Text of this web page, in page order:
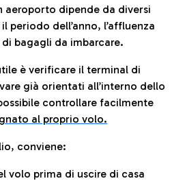
aeroporto dipende da diversi
dell’anno, l’affluenza
di bagagli da imbarcare.
è verificare il terminal di
già orientati all’interno dello
controllare facilmente
al proprio volo.
conviene:
volo prima di uscire di casa